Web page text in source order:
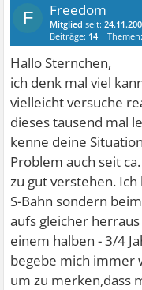
F Freedom
Mitglied seit:
Beiträge: 14 Themen:
Hallo Sternchen,
ich denk mal viel
vielleicht versuche
dieses tausend mal
kenne deine
Problem auch seit
zu gut verstehen.
S-Bahn sondern
aufs gleicher
einem halben - 3/4
begebe mich immer
um zu merken,dass